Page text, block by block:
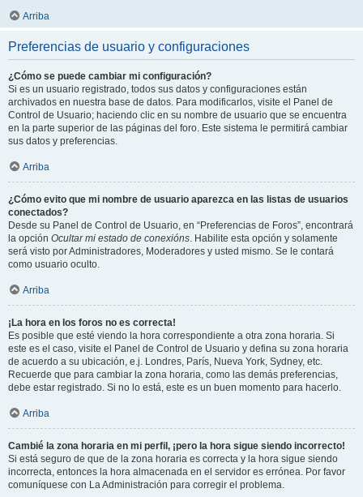
Arriba
Preferencias de usuario y configuraciones
¿Cómo se puede cambiar mi configuración?
Si es un usuario registrado, todos sus datos y configuraciones están
archivados en nuestra base de datos. Para modificarlos, visite el Panel de
Control de Usuario; haciendo clic en su nombre de usuario que se encuentra
en la parte superior de las páginas del foro. Este sistema le permitirá cambiar
sus datos y preferencias.
Arriba
¿Cómo evito que mi nombre de usuario aparezca en las listas de usuarios
conectados?
Desde su Panel de Control de Usuario, en “Preferencias de Foros”, encontrará
la opción Ocultar mi estado de conexións. Habilite esta opción y solamente
será visto por Administradores, Moderadores y usted mismo. Se le contará
como usuario oculto.
Arriba
¡La hora en los foros no es correcta!
Es posible que esté viendo la hora correspondiente a otra zona horaria. Si
este es el caso, visite el Panel de Control de Usuario y defina su zona horaria
de acuerdo a su ubicación, e.j. Londres, París, Nueva York, Sydney, etc.
Recuerde que para cambiar la zona horaria, como las demás preferencias,
debe estar registrado. Si no lo está, este es un buen momento para hacerlo.
Arriba
Cambié la zona horaria en mi perfil, ¡pero la hora sigue siendo incorrecto!
Si está seguro de que de la zona horaria es correcta y la hora sigue siendo
incorrecta, entonces la hora almacenada en el servidor es errónea. Por favor
comuníquese con La Administración para corregir el problema.